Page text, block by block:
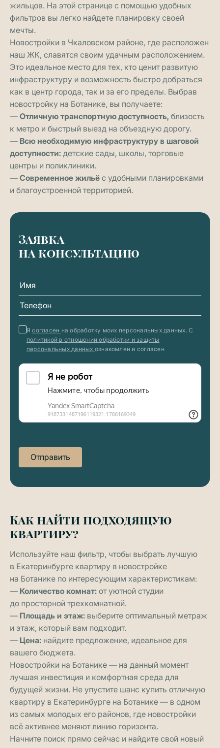
жильцов. На этой странице с помощью удобных
фильтров вы легко найдете планировку своей
мечты.
Новостройки в Чкаловском районе, где расположен
наш ЖК, славятся своим удачным расположением.
Это идеальное место для тех, кто ценит развитую
инфраструктуру и возможность быстро добраться
как в центр города, так и за его пределы. Выбрав
новостройку на Ботанике, вы получаете:
— Отличную транспортную доступность, близость
к метро и быстрый выезд на объездную дорогу.
— Всю необходимую инфраструктуру в шаговой
доступности: детские сады, школы, торговые
центры и поликлиники.
— Современное жильё с удобными планировками
и благоустроенной территорией.
Как найти подходящую
квартиру?
Используйте наш фильтр, чтобы выбрать лучшую
в Екатеринбурге квартиру в новостройке
на Ботанике по интересующим характеристикам:
— Количество комнат: от уютной студии
до просторной трехкомнатной.
— Площадь и этаж: выберите оптимальный метраж
и этаж, который вам подходит.
— Цена: найдите предложение, идеальное для
вашего бюджета.
Новостройки на Ботанике — на данный момент
лучшая инвестиция и комфортная среда для
будущей жизни. Не упустите шанс купить отличную
квартиру в Екатеринбурге на Ботанике — в одном
из самых молодых его районов, где новостройки
всё активнее меняют линию горизонта.
Начните поиск прямо сейчас и найдите свой новый
Заявка
на консультацию
Ясогласен на обработку моих персональных данных. С
политикой в отношении обработки и защиты
персональных данных ознакомлен и согласен
Отправить